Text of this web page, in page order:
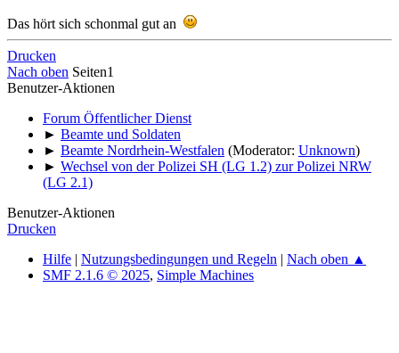
Das hört sich schonmal gut an
Drucken
Nach oben Seiten1
Benutzer-Aktionen
Forum Öffentlicher Dienst
► Beamte und Soldaten
► Beamte Nordrhein-Westfalen (Moderator: Unknown)
► Wechsel von der Polizei SH (LG 1.2) zur Polizei NRW
(LG 2.1)
Benutzer-Aktionen
Drucken
Hilfe | Nutzungsbedingungen und Regeln | Nach oben ▲
SMF 2.1.6 © 2025, Simple Machines